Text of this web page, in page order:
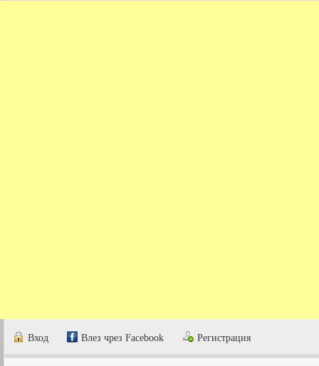
Вход Влез чрез Facebook Регистрация